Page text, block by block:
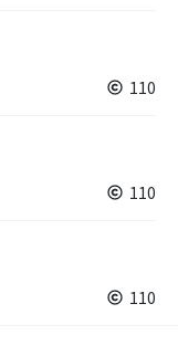
110
110
110